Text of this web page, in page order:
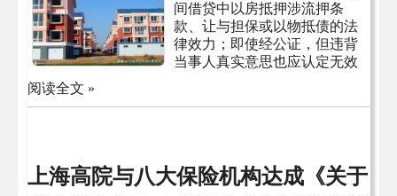
间借贷中以房抵押涉流押条
款、让与担保或以物抵债的法
律效力；即使经公证，但违背
当事人真实意思也应认定无效
阅读全文 »
上海高院与八大保险机构达成《关于